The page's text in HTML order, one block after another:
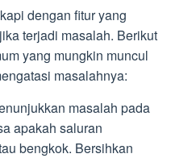
dengan fitur yang
terjadi masalah. Berikut
yang mungkin muncul
masalahnya:
masalah pada
apakah saluran
bengkok. Bersihkan